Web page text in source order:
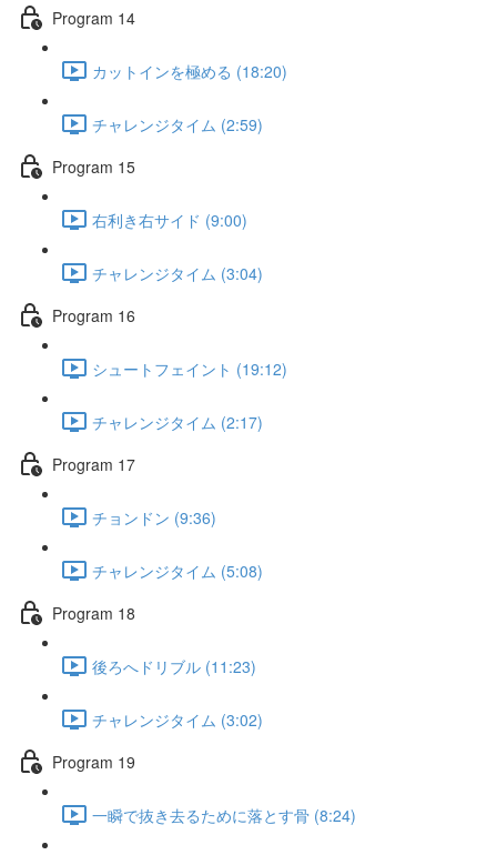
Program 14
カットインを極める (18:20)
チャレンジタイム (2:59)
Program 15
右利き右サイド (9:00)
チャレンジタイム (3:04)
Program 16
シュートフェイント (19:12)
チャレンジタイム (2:17)
Program 17
チョンドン (9:36)
チャレンジタイム (5:08)
Program 18
後ろへドリブル (11:23)
チャレンジタイム (3:02)
Program 19
一瞬で抜き去るために落とす骨 (8:24)